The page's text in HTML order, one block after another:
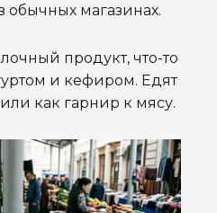
обычных магазинах.
продукт, что-то
и кефиром. Едят
как гарнир к мясу.